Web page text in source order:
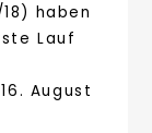
haben
Lauf
August